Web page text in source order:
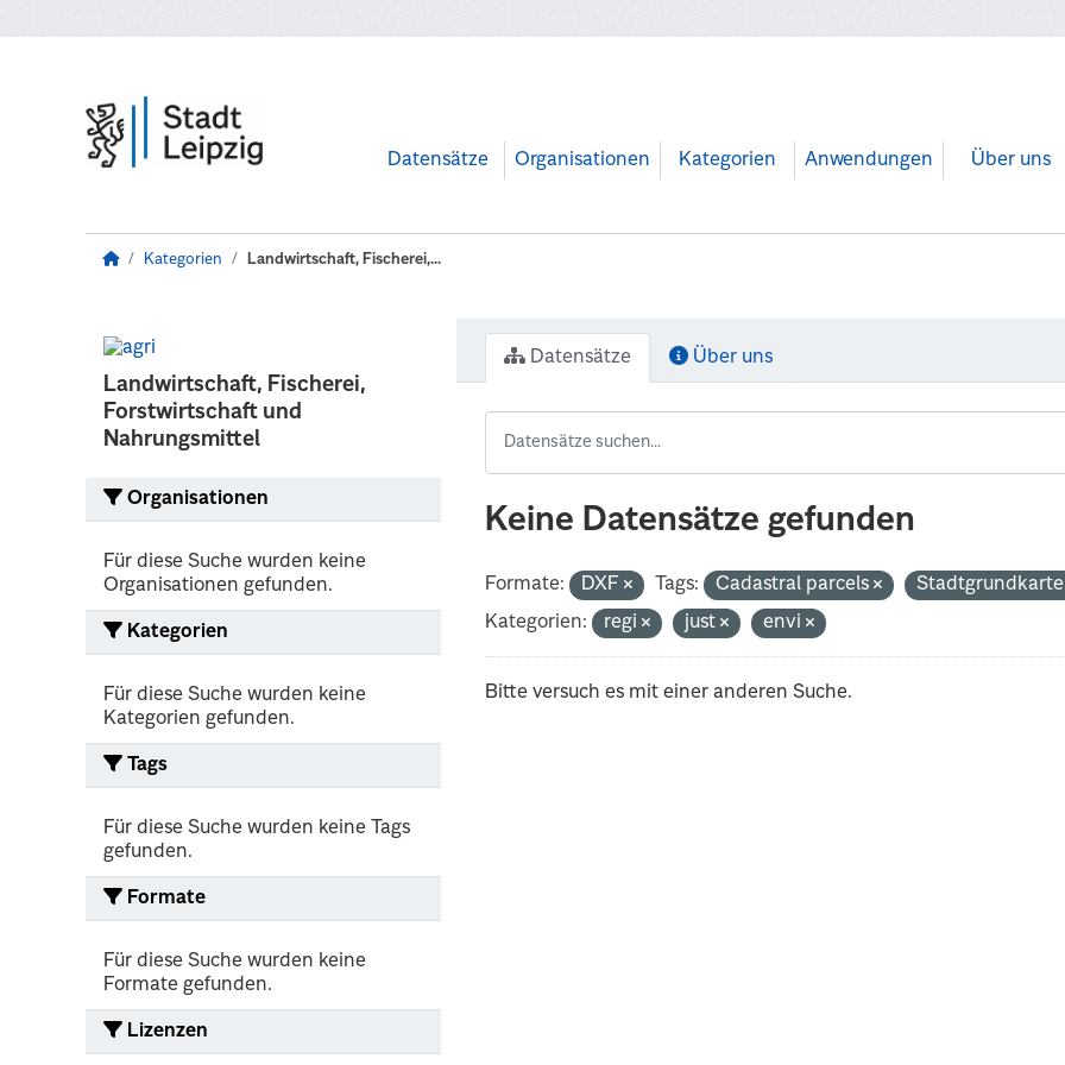
Datensätze Organisationen Kategorien Anwendungen Über uns
Kategorien Landwirtschaft, Fischerei,...
Landwirtschaft, Fischerei,
Forstwirtschaft und
Nahrungsmittel
Organisationen
Für diese Suche wurden keine
Organisationen gefunden.
Kategorien
Für diese Suche wurden keine
Kategorien gefunden.
Tags
Für diese Suche wurden keine Tags
gefunden.
Formate
Für diese Suche wurden keine
Formate gefunden.
Lizenzen
Datensätze Über uns
Keine Datensätze gefunden
Formate: DXF Tags: Cadastral parcels
Kategorien:
regi just envi
Bitte versuch es mit einer anderen Suche.